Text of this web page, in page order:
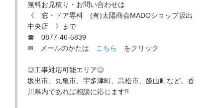
無料お見積り・お問い合わせは
《 窓・ドア専科 (有)太陽商会MADOショップ坂出
中央店 》まで
☎ 0877-46-5839
✉ メールのかたは
こちら をクリック
◎工事対応可能エリア◎
坂出市、丸亀市、宇多津町、高松市、飯山町など。香
川県内であれば相談に応じます!!